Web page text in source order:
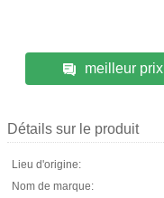
meilleur prix
Détails sur le produit
Lieu d'origine:
Nom de marque: